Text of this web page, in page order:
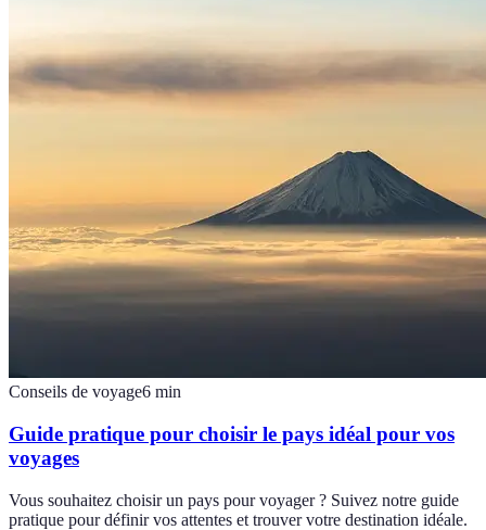
Conseils de voyage6 min
Guide pratique pour choisir le pays idéal pour vos
voyages
Vous souhaitez choisir un pays pour voyager ? Suivez notre guide
pratique pour définir vos attentes et trouver votre destination idéale.